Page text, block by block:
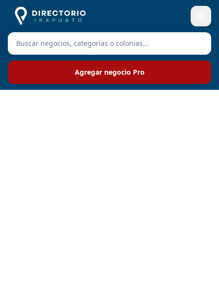
Agregar negocio Pro